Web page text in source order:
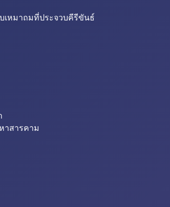
เหมาถมที่ประจวบคีรีขันธ์
าสารคาม